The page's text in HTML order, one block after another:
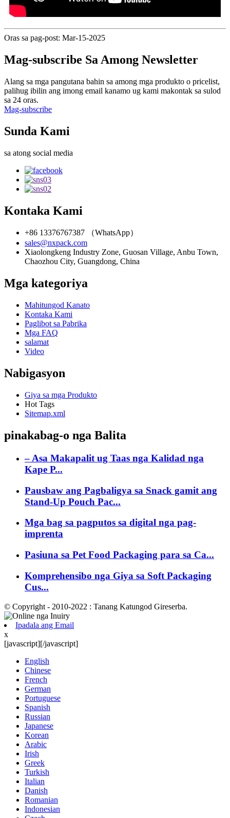
Oras sa pag-post: Mar-15-2025
Mag-subscribe Sa Among Newsletter
Alang sa mga pangutana bahin sa among mga produkto o pricelist,
palihug ibilin ang imong email kanamo ug kami makontak sa sulod
sa 24 oras.
Mag-subscribe
Sunda Kami
sa atong social media
Kontaka Kami
+86 13376767387 （WhatsApp）
sales@nxpack.com
Xiaolongkeng Industry Zone, Guosan Village, Anbu Town,
Chaozhou City, Guangdong, China
Mga kategoriya
Mahitungod Kanato
Kontaka Kami
Paglibot sa Pabrika
Mga FAQ
salamat
Video
Nabigasyon
Giya sa mga Produkto
Hot Tags
Sitemap.xml
pinakabag-o nga Balita
– Asa Makapalit ug Taas nga Kalidad nga
Kape P...
Pausbaw ang Pagbaligya sa Snack gamit ang
Stand-Up Pouch Pac...
Mga bag sa pagputos sa digital nga pag-
imprenta
Pasiuna sa Pet Food Packaging para sa Ca...
Komprehensibo nga Giya sa Soft Packaging
Cus...
© Copyright - 2010-2022 : Tanang Katungod Gireserba.
Ipadala ang Email
x
[javascript][/javascript]
English
Chinese
French
German
Portuguese
Spanish
Russian
Japanese
Korean
Arabic
Irish
Greek
Turkish
Italian
Danish
Romanian
Indonesian